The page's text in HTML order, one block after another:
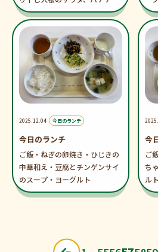
2025.12.04 今日のランチ
今日のランチ
ご飯・ねぎの卵焼き・ひじきの
中華和え・豆腐とチンゲンサイ
のスープ・ヨーグルト
今
ご
ち
ル
し